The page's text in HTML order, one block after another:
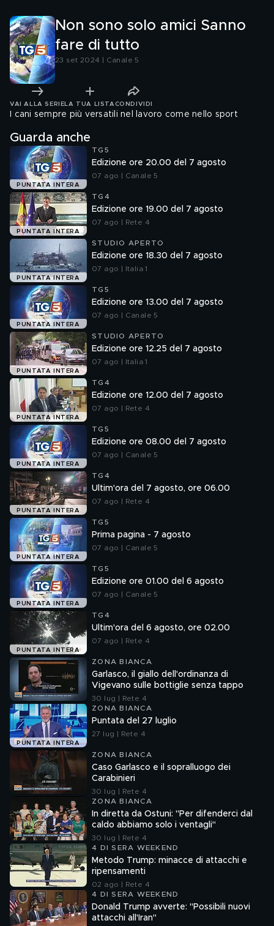
Non sono solo amici Sanno
fare di tutto
23 set 2024 | Canale 5
VAI ALLA SERIE LA TUA LISTA CONDIVIDI
I cani sempre più versatili nel lavoro come nello sport
Guarda anche
PUNTATA INTERA
TG5
Edizione ore 20.00 del 7 agosto
07 ago | Canale 5
PUNTATA INTERA
TG4
Edizione ore 19.00 del 7 agosto
07 ago | Rete 4
PUNTATA INTERA
STUDIO APERTO
Edizione ore 18.30 del 7 agosto
07 ago | Italia 1
PUNTATA INTERA
TG5
Edizione ore 13.00 del 7 agosto
07 ago | Canale 5
PUNTATA INTERA
STUDIO APERTO
Edizione ore 12.25 del 7 agosto
07 ago | Italia 1
PUNTATA INTERA
TG4
Edizione ore 12.00 del 7 agosto
07 ago | Rete 4
PUNTATA INTERA
TG5
Edizione ore 08.00 del 7 agosto
07 ago | Canale 5
PUNTATA INTERA
TG4
Ultim'ora del 7 agosto, ore 06.00
07 ago | Rete 4
PUNTATA INTERA
TG5
Prima pagina - 7 agosto
07 ago | Canale 5
PUNTATA INTERA
TG5
Edizione ore 01.00 del 6 agosto
07 ago | Canale 5
PUNTATA INTERA
TG4
Ultim'ora del 6 agosto, ore 02.00
07 ago | Rete 4
ZONA BIANCA
Garlasco, il giallo dell'ordinanza di
Vigevano sulle bottiglie senza tappo
30 lug | Rete 4
PUNTATA INTERA
ZONA BIANCA
Puntata del 27 luglio
27 lug | Rete 4
ZONA BIANCA
Caso Garlasco e il sopralluogo dei
Carabinieri
30 lug | Rete 4
ZONA BIANCA
In diretta da Ostuni: "Per difenderci dal
caldo abbiamo solo i ventagli"
30 lug | Rete 4
4 DI SERA WEEKEND
Metodo Trump: minacce di attacchi e
ripensamenti
02 ago | Rete 4
4 DI SERA WEEKEND
Donald Trump avverte: "Possibili nuovi
attacchi all'Iran"